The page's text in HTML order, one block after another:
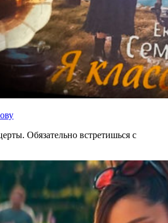
Обязательно встретишься с